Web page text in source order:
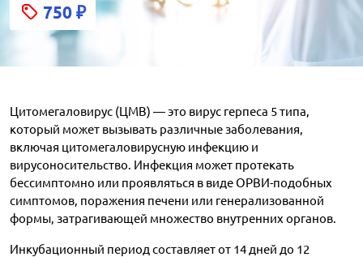
750 ₽
Цитомегаловирус (ЦМВ) — это вирус герпеса 5 типа,
который может вызывать различные заболевания,
включая цитомегаловирусную инфекцию и
вирусоносительство. Инфекция может протекать
бессимптомно или проявляться в виде ОРВИ-подобных
симптомов, поражения печени или генерализованной
формы, затрагивающей множество внутренних органов.
Инкубационный период составляет от 14 дней до 12